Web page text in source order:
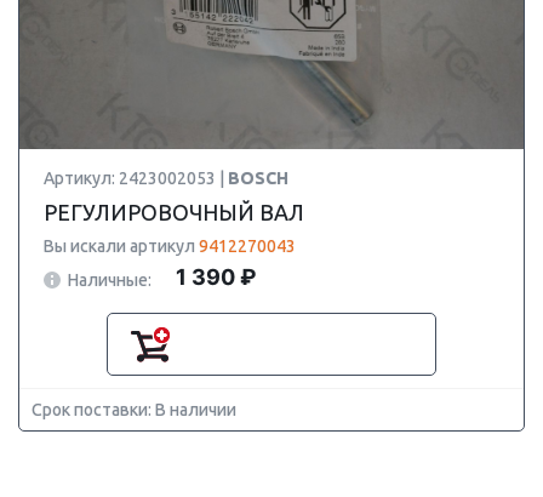
Артикул: 2423002053 | BOSCH
РЕГУЛИРОВОЧНЫЙ ВАЛ
Вы искали артикул 9412270043
Наличные:
1 390 ₽
Срок поставки: В наличии